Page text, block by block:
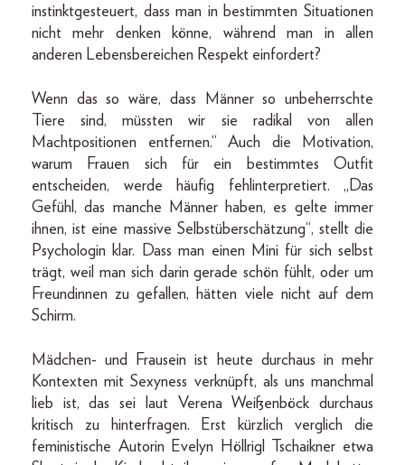
instinktgesteuert, dass man in bestimmten Situationen
nicht mehr denken könne, während man in allen
anderen Lebensbereichen Respekt einfordert?
Wenn das so wäre, dass Männer so unbeherrschte
Tiere sind, müssten wir sie radikal von allen
Machtpositionen entfernen.“ Auch die Motivation,
warum Frauen sich für ein bestimmtes Outfit
entscheiden, werde häufig fehlinterpretiert. „Das
Gefühl, das manche Männer haben, es gelte immer
ihnen, ist eine massive Selbstüberschätzung“, stellt die
Psychologin klar. Dass man einen Mini für sich selbst
trägt, weil man sich darin gerade schön fühlt, oder um
Freundinnen zu gefallen, hätten viele nicht auf dem
Schirm.
Mädchen- und Frausein ist heute durchaus in mehr
Kontexten mit Sexyness verknüpft, als uns manchmal
lieb ist, das sei laut Verena Weißenböck durchaus
kritisch zu hinterfragen. Erst kürzlich verglich die
feministische Autorin Evelyn Höllrigl Tschaikner etwa